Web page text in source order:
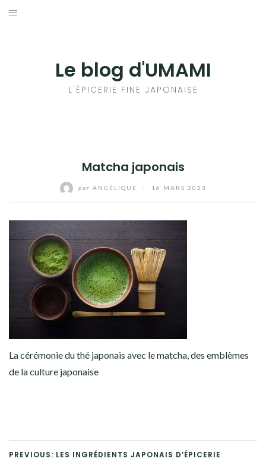
Aller
Le blog d'UMAMI
L'ÉPICERIE FINE JAPONAISE
Matcha japonais
par ANGÉLIQUE 16 MARS 2023
La cérémonie du thé japonais avec le matcha, des emblèmes
de la culture japonaise
PREVIOUS: LES INGRÉDIENTS JAPONAIS D’ÉPICERIE